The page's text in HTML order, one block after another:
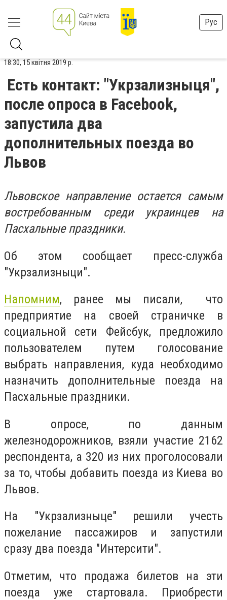
Рус
18:30, 15 квітня 2019 р.
Есть контакт: "Укрзализныця",
после опроса в Facebook,
запустила два
дополнительных поезда во
Львов
Львовское направление остается самым
востребованным среди украинцев на
Пасхальные праздники.
Об этом сообщает пресс-служба
"Укрзализныци".
Напомним, ранее мы писали, что
предприятие на своей страничке в
социальной сети Фейсбук, предложило
пользователем путем голосование
выбрать направления, куда необходимо
назначить дополнительные поезда на
Пасхальные праздники.
В опросе, по данным
железнодорожников, взяли участие 2162
респондента, а 320 из них проголосовали
за то, чтобы добавить поезда из Киева во
Львов.
На "Укрзализныце" решили учесть
пожелание пассажиров и запустили
сразу два поезда "Интерсити".
Отметим, что продажа билетов на эти
поезда уже стартовала. Приобрести